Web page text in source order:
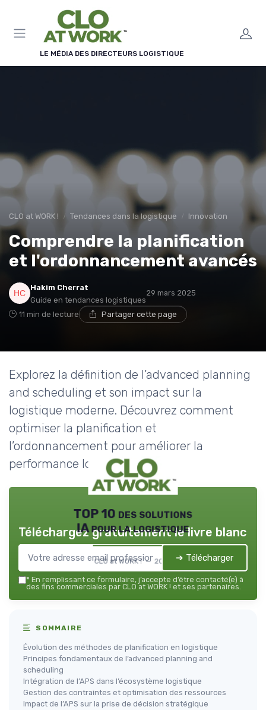
LE MÉDIA DES DIRECTEURS LOGISTIQUE
CLO at WORK ! Tendances dans la logistique Innovation
Comprendre la planification
et l'ordonnancement avancés
Hakim Cherrat
Guide en tendances logistiques
29 mars 2025
11 min de lecture Partager cette page
Explorez la définition de l’advanced planning
and scheduling et son impact sur la
logistique moderne. Découvrez comment
optimiser la planification et
l’ordonnancement pour améliorer la
performance logistique.
TOP 10 des solutions
IA pour la logistique
CLO at WORK ! — 2026
Téléchargez gratuitement le livre blanc
➔ Télécharger
* En remplissant ce formulaire, j’accepte d’être contacté(e) à
des fins commerciales par CLO at WORK ! et ses partenaires.
SOMMAIRE
Évolution des méthodes de planification en logistique
Principes fondamentaux de l’advanced planning and
scheduling
Intégration de l’APS dans l’écosystème logistique
Gestion des contraintes et optimisation des ressources
Impact de l’APS sur la prise de décision stratégique
Panneau de gestion des cookies